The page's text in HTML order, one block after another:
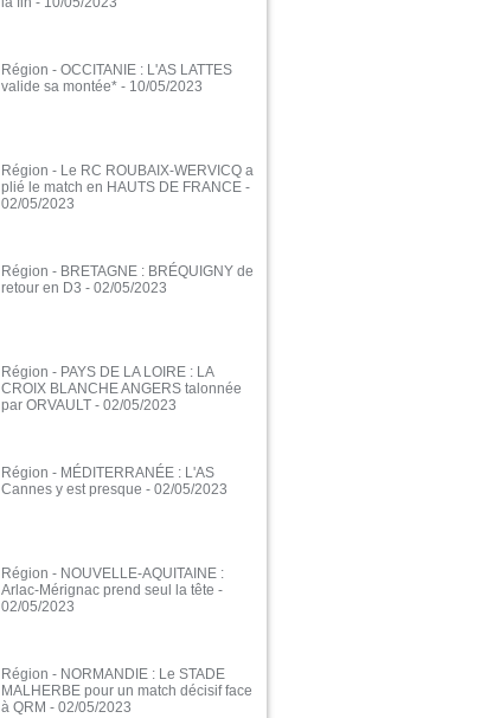
Région - OCCITANIE : L'AS LATTES
valide sa montée* - 10/05/2023
Région - Le RC ROUBAIX-WERVICQ a
plié le match en HAUTS DE FRANCE -
02/05/2023
Région - BRETAGNE : BRÉQUIGNY de
retour en D3 - 02/05/2023
Région - PAYS DE LA LOIRE : LA
CROIX BLANCHE ANGERS talonnée
par ORVAULT - 02/05/2023
Région - MÉDITERRANÉE : L'AS
Cannes y est presque - 02/05/2023
Région - NOUVELLE-AQUITAINE :
Arlac-Mérignac prend seul la tête -
02/05/2023
Région - NORMANDIE : Le STADE
MALHERBE pour un match décisif face
à QRM - 02/05/2023